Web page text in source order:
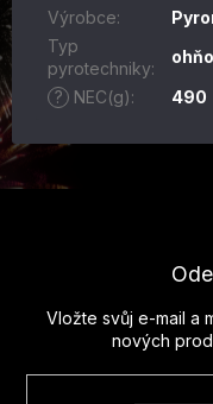
Výrobce:
Typ
pyrotechniky:
?
NEC(g): 490
Vložte svůj e-mail a
nových